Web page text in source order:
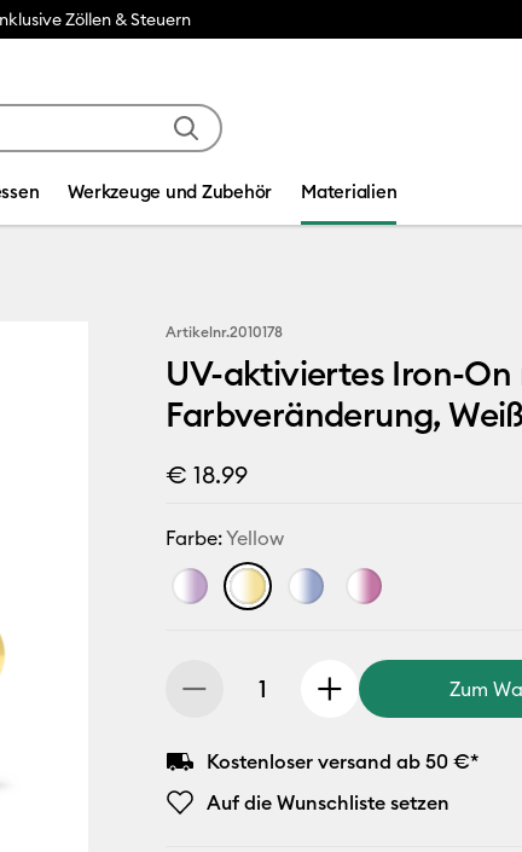
Zöllen & Steuern
Werkzeuge und Zubehör Materialien
Artikelnr.2010178
UV-aktiviertes Iron-On
Farbveränderung,
€ 18.99
Farbe:Yellow
Zum
Kostenloser versand ab 50 €*
Auf die Wunschliste setzen